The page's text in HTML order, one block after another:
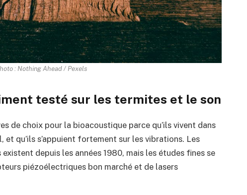
: Nothing Ahead / Pexels
testé sur les termites et le son
de choix pour la bioacoustique parce qu’ils vivent dans
et qu’ils s’appuient fortement sur les vibrations. Les
depuis les années 1980, mais les études fines se
piézoélectriques bon marché et de lasers